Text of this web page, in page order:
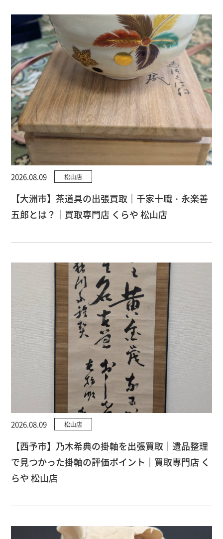
2026.08.09 松山店
【大洲市】茶道具の出張買取｜千家十職・永楽善
五郎とは？｜買取専門店 くらや 松山店
2026.08.09 松山店
【西予市】乃木希典の掛軸を出張買取｜遺品整理
で見つかった掛軸の評価ポイント｜買取専門店 く
らや 松山店